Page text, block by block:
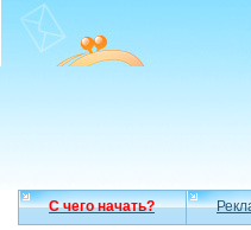
С чего начать?